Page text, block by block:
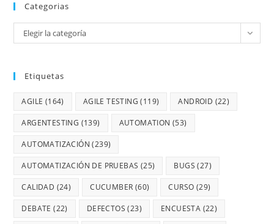
Categorias
Elegir la categoría
Etiquetas
AGILE (164) AGILE TESTING (119) ANDROID (22)
ARGENTESTING (139) AUTOMATION (53)
AUTOMATIZACIÓN (239)
AUTOMATIZACIÓN DE PRUEBAS (25) BUGS (27)
CALIDAD (24) CUCUMBER (60) CURSO (29)
DEBATE (22) DEFECTOS (23) ENCUESTA (22)